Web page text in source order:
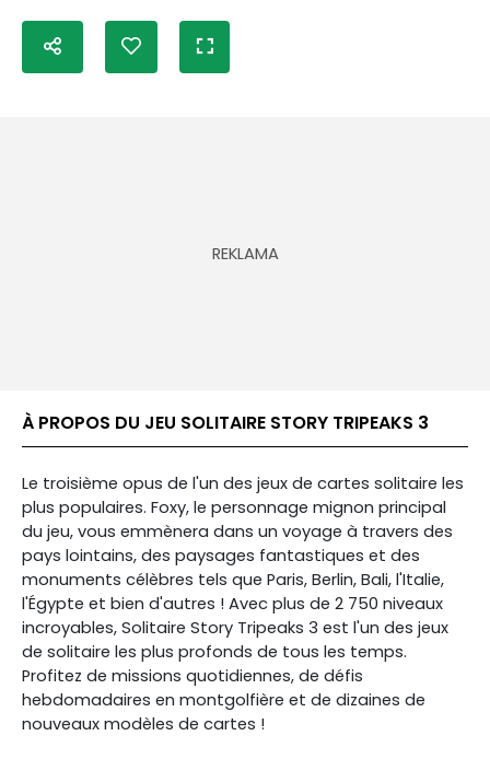
À PROPOS DU JEU SOLITAIRE STORY TRIPEAKS 3
Le troisième opus de l'un des jeux de cartes solitaire les
plus populaires. Foxy, le personnage mignon principal
du jeu, vous emmènera dans un voyage à travers des
pays lointains, des paysages fantastiques et des
monuments célèbres tels que Paris, Berlin, Bali, l'Italie,
l'Égypte et bien d'autres ! Avec plus de 2 750 niveaux
incroyables, Solitaire Story Tripeaks 3 est l'un des jeux
de solitaire les plus profonds de tous les temps.
Profitez de missions quotidiennes, de défis
hebdomadaires en montgolfière et de dizaines de
nouveaux modèles de cartes !